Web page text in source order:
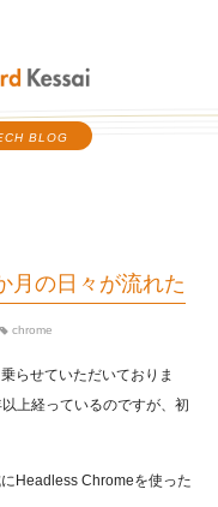
BLOG
月の日々が流れた
chrome
らせていただいておりま
上経っているのですが、初
Headless Chromeを使った